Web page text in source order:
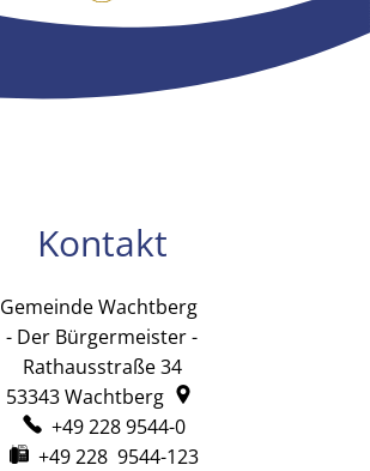
Kontakt
Gemeinde Wachtberg
- Der Bürgermeister -
Rathausstraße 34
53343Wachtberg
+49 228 9544-0
+49 228 9544-123